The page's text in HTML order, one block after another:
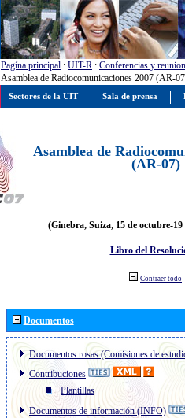
Pagína principal : UIT-R : Conferencias y
Asamblea de Radiocomunicaciones 2007 (AR-
Asamblea de
(AR-07)
(Ginebra, Suiza, 15 de octubre-19
Libro del
Contraer todo
Documentos
Documentos rosas (Comisiones de
Contribuciones
Plantillas
Documentos de información (INFO)
Sectores de la UIT Sala de prensa